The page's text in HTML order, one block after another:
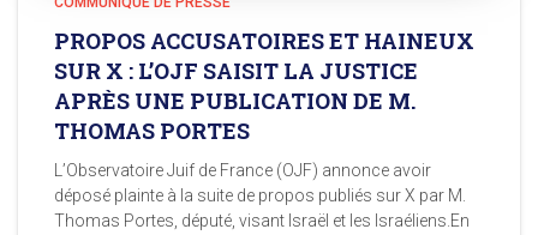
PROPOS ACCUSATOIRES ET HAINEUX
SUR X : L’OJF SAISIT LA JUSTICE
APRÈS UNE PUBLICATION DE M.
THOMAS PORTES
L’Observatoire Juif de France (OJF) annonce avoir
déposé plainte à la suite de propos publiés sur X par M.
Thomas Portes, député, visant Israël et les Israéliens.En